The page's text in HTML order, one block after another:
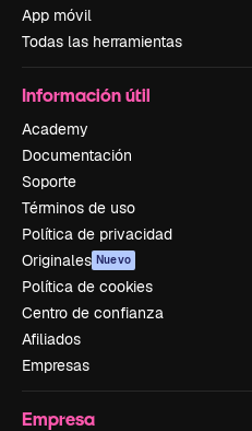
App móvil
Todas las herramientas
Información útil
Academy
Documentación
Soporte
Términos de uso
Política de privacidad
Originales Nuevo
Política de cookies
Centro de confianza
Afiliados
Empresas
Empresa